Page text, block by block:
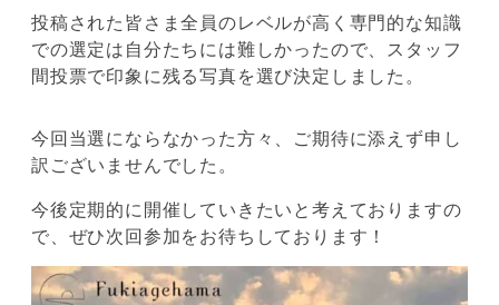
投稿された皆さま全員のレベルが高く専門的な知識
での選定は自分たちには難しかったので、スタッフ
間投票で印象に残る写真を選び決定しました。
今回当選にならなかった方々、ご期待に添えず申し
訳ございませんでした。
今後定期的に開催していきたいと考えておりますの
で、ぜひ次回参加をお待ちしております！